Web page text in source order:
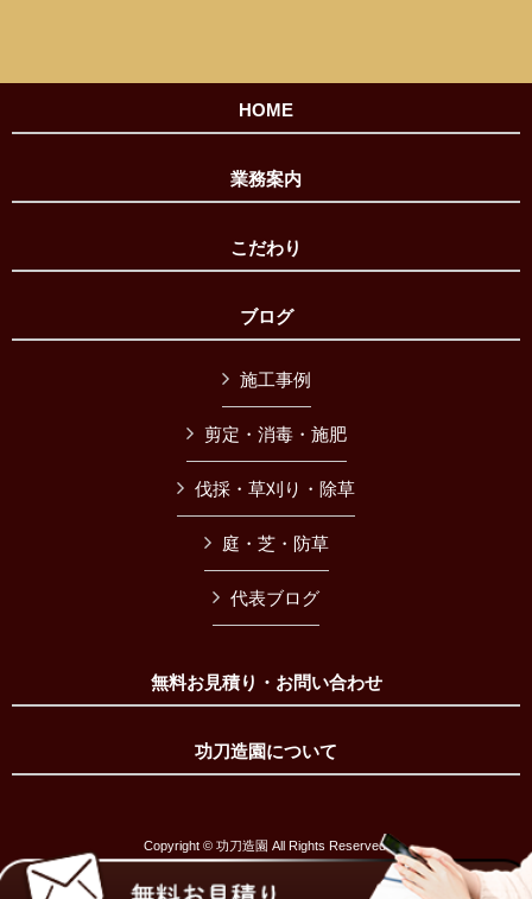
HOME
業務案内
こだわり
ブログ
施工事例
剪定・消毒・施肥
伐採・草刈り・除草
庭・芝・防草
代表ブログ
無料お見積り・お問い合わせ
功刀造園について
Copyright © 功刀造園 All Rights Reserved.